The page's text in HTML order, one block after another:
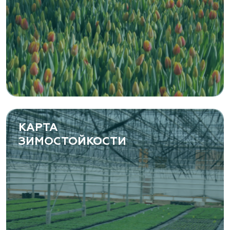
«ЁЛЫ-ПАЛЫ», питомник декоративных
растений
Самарская область, с. Подстепки, ул.
Фермерская 14 А
(8482) 650 010
www.yoly-paly.ru
«ВЕНЕВ» питомник растений
Тульская область, Венёвский р-н, село
Борщевое, улица Лесная, д. 13
8 963 224 87 99
https://www.venev1.ru/
КАРТА
ЗИМОСТОЙКОСТИ